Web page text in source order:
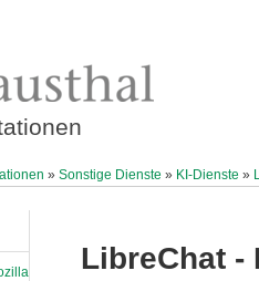
»Sonstige Dienste » KI-Dienste »
LibreChat -